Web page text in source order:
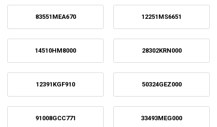
83551MEA670 12251MS6651
14510HM8000 28302KRN000
12391KGF910 50324GEZ000
91008GCC771 33493MEG000